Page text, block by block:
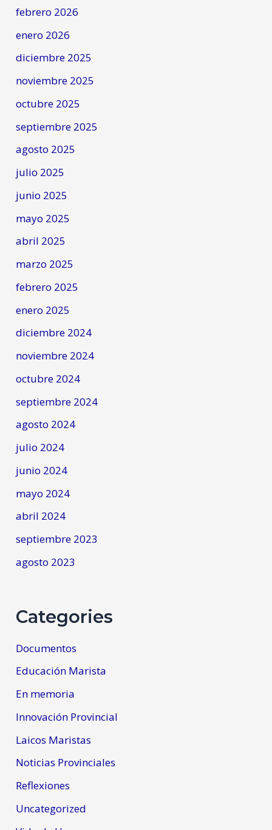
febrero 2026
enero 2026
diciembre 2025
noviembre 2025
octubre 2025
septiembre 2025
agosto 2025
julio 2025
junio 2025
mayo 2025
abril 2025
marzo 2025
febrero 2025
enero 2025
diciembre 2024
noviembre 2024
octubre 2024
septiembre 2024
agosto 2024
julio 2024
junio 2024
mayo 2024
abril 2024
septiembre 2023
agosto 2023
Categories
Documentos
Educación Marista
En memoria
Innovación Provincial
Laicos Maristas
Noticias Provinciales
Reflexiones
Uncategorized